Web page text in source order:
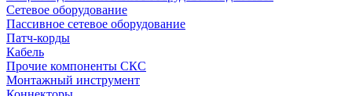
Сетевое оборудование
Пассивное сетевое оборудование
Патч-корды
Кабель
Прочие компоненты СКС
Монтажный инструмент